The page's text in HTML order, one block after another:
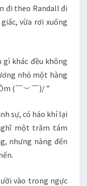
đi theo Randall đi
vừa rơi xuống
khác đều không
nhỏ một hàng
(￣︶￣)/ ”
sự, có hảo khí lại
một trăm tám
nhưng nàng đến
vào trong ngực